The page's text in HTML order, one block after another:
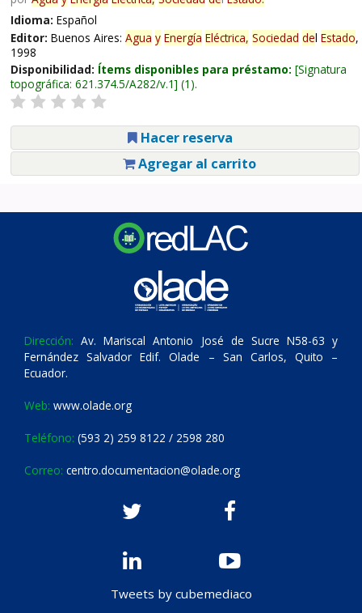
Idioma: Español
Editor: Buenos Aires: Agua y Energía Eléctrica, Sociedad del Estado,
1998
Disponibilidad: Ítems disponibles para préstamo: Signatura
topográfica: 621.374.5/A282/v.1 (1).
Hacer reserva
Agregar al carrito
Dirección: Av. Mariscal Antonio José de Sucre N58-63 y
Fernández Salvador Edif. Olade – San Carlos, Quito –
Ecuador.
Web: www.olade.org
Teléfono: (593 2) 259 8122 / 2598 280
Correo: centro.documentacion@olade.org
Tweets by cubemediaco